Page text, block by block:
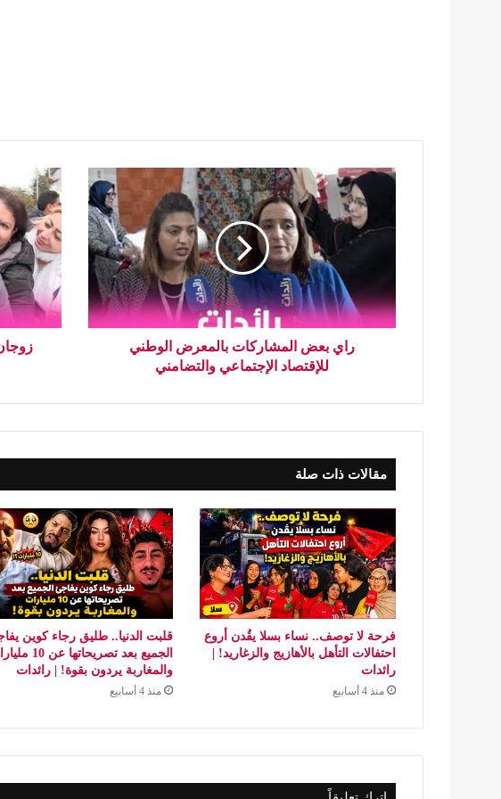
راي بعض المشاركات بالمعرض الوطني
للإقتصاد الإجتماعي والتضامني
مقالات ذات صلة
فرحة لا توصف.. نساء بسلا يقُدن أروع
احتفالات التأهل بالأهازيج والزغاريد! |
رائدات
منذ 4 أسابيع
قلبت الدنيا.. طليق رجاء كوين
الجميع بعد تصريحاتها
والمغاربة يردون بقوة! | رائدات
منذ 4 أسابيع